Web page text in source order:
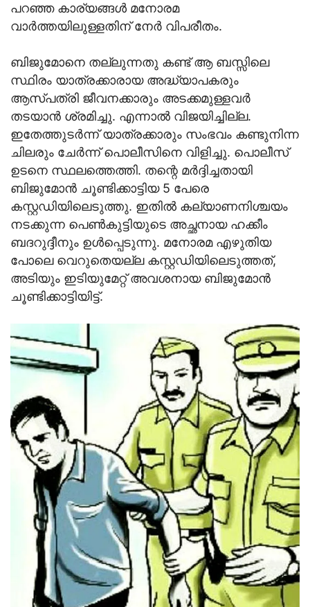
പറഞ്ഞ കാര്യങ്ങള്‍ മനോരമ
വാര്‍ത്തയിലുള്ളതിന് നേര്‍ വിപരീതം.
ബിജുമോനെ തല്ലുന്നതു കണ്ട് ആ ബസ്സിലെ
സ്ഥിരം യാത്രക്കാരായ അദ്ധ്യാപകരും
ആസ്പത്രി ജീവനക്കാരും അടക്കമുള്ളവര്‍
തടയാന്‍ ശ്രമിച്ചു. എന്നാല്‍ വിജയിച്ചില്ല.
ഇതേത്തുടര്‍ന്ന് യാത്രക്കാരും സംഭവം കണ്ടുനിന്ന
ചിലരും ചേര്‍ന്ന് പൊലീസിനെ വിളിച്ചു. പൊലീസ്
ഉടനെ സ്ഥലത്തെത്തി. തന്റെ മര്‍ദ്ദിച്ചതായി
ബിജുമോന്‍ ചൂണ്ടിക്കാട്ടിയ 5 പേരെ
കസ്റ്റഡിയിലെടുത്തു. ഇതില്‍ കല്യാണനിശ്ചയം
നടക്കുന്ന പെണ്‍കുട്ടിയുടെ അച്ഛനായ ഹക്കീം
ബദറുദ്ദീനും ഉള്‍പ്പെടുന്നു. മനോരമ എഴുതിയ
പോലെ വെറുതെയല്ല കസ്റ്റഡിയിലെടുത്തത്,
അടിയും ഇടിയുമേറ്റ് അവശനായ ബിജുമോന്‍
ചൂണ്ടിക്കാട്ടിയിട്ട്.